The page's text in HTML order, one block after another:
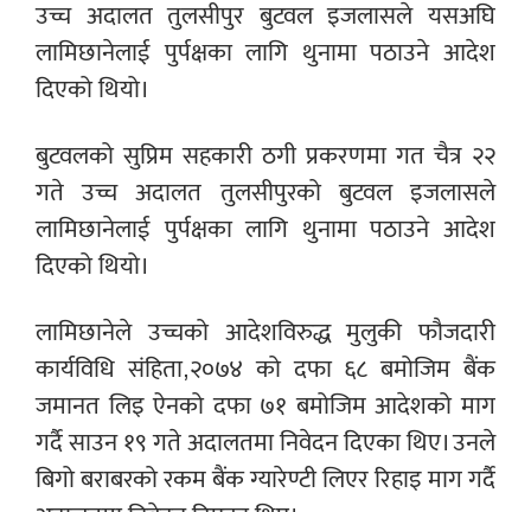
उच्च अदालत तुलसीपुर बुटवल इजलासले यसअघि
लामिछानेलाई पुर्पक्षका लागि थुनामा पठाउने आदेश
दिएको थियो।
बुटवलको सुप्रिम सहकारी ठगी प्रकरणमा गत चैत्र २२
गते उच्च अदालत तुलसीपुरको बुटवल इजलासले
लामिछानेलाई पुर्पक्षका लागि थुनामा पठाउने आदेश
दिएको थियो।
लामिछानेले उच्चको आदेशविरुद्ध मुलुकी फौजदारी
कार्यविधि संहिता,२०७४ को दफा ६८ बमोजिम बैंक
जमानत लिइ ऐनको दफा ७१ बमोजिम आदेशको माग
गर्दै साउन १९ गते अदालतमा निवेदन दिएका थिए। उनले
बिगो बराबरको रकम बैंक ग्यारेण्टी लिएर रिहाइ माग गर्दै